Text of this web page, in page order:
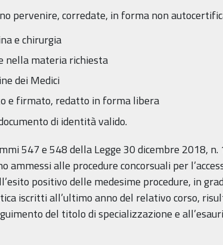
pervenire, corredate, in forma non
e chirurgia
nella materia richiesta
dei Medici
e firmato, redatto in forma libera
di identità valido.
547 e 548 della Legge 30 dicembre 2018,
ammessi alle procedure concorsuali per
positivo delle medesime procedure, in
iscritti all’ultimo anno del relativo corso,
del titolo di specializzazione e